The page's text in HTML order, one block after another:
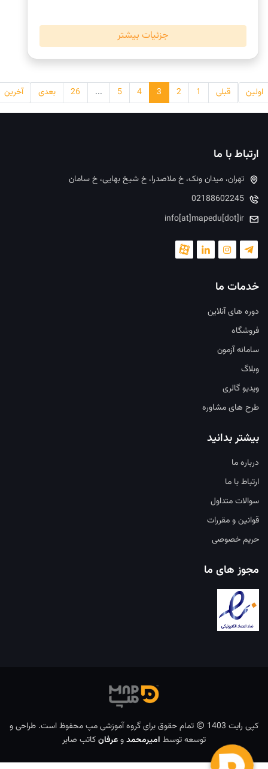
جزئیات بیشتر
اولین قبلی 2
3
4
5
...
26 بعدی آخرین
ارتباط با ما
تهران، میدان ونک، خ ملاصدرا، خ شیخ بهایی، خ سامان
02188602245
info[at]mapedu[dot]ir
خدمات ما
دوره های آنلاین
فروشگاه
سامانه آزمون
وبلاگ
ویدیو گالری
طرح های مشاوره
بیشتر بدانید
درباره ما
ارتباط با ما
سوالات متداول
قوانین و مقررات
حریم خصوصی
مجوز های ما
کپی رایت 1403
تمام حقوق برای گروه آموزشی مپ محفوظ است. طراحی و
توسعه توسطامیرمحمدوعرفانکاتب صابر